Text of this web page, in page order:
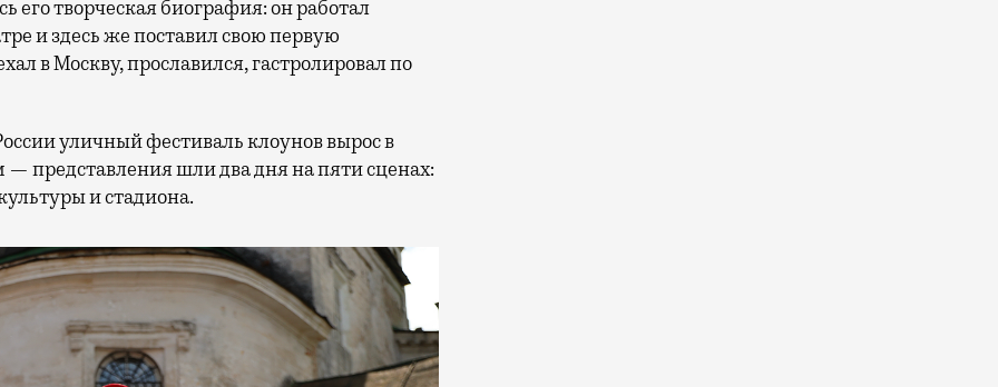
его творческая биография: он работал
и здесь же поставил свою первую
в Москву, прославился, гастролировал по
уличный фестиваль клоунов вырос в
представления шли два дня на пяти сценах:
и стадиона.